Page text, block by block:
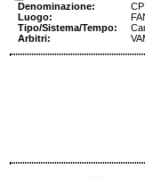
Denominazione:
Luogo:
Tipo/Sistema/Tempo:
Arbitri: